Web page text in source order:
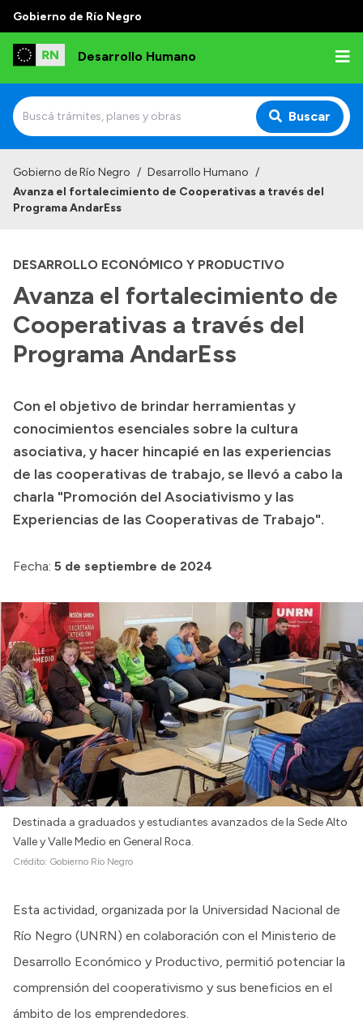
Gobierno de Río Negro
Desarrollo Humano
Buscar
Institucional
Autoridades
Delegaciones
Normativa
Presupuesto
Boletín Oficial
Compras y licitaciones
Consulta de expedientes
Consulta de pago a proveedores
Login
Gobierno de Río Negro / Desarrollo Humano /
Avanza el fortalecimiento de Cooperativas a través del
Programa AndarEss
DESARROLLO ECONÓMICO Y PRODUCTIVO
Avanza el fortalecimiento de
Cooperativas a través del
Programa AndarEss
Con el objetivo de brindar herramientas y
conocimientos esenciales sobre la cultura
asociativa, y hacer hincapié en las experiencias
de las cooperativas de trabajo, se llevó a cabo la
charla "Promoción del Asociativismo y las
Experiencias de las Cooperativas de Trabajo".
Fecha: 5 de septiembre de 2024
Destinada a graduados y estudiantes avanzados de la Sede Alto
Valle y Valle Medio en General Roca.
Crédito: Gobierno Río Negro
Esta actividad, organizada por la Universidad Nacional de
Río Negro (UNRN) en colaboración con el Ministerio de
Desarrollo Económico y Productivo, permitió potenciar la
comprensión del cooperativismo y sus beneficios en el
ámbito de los emprendedores.